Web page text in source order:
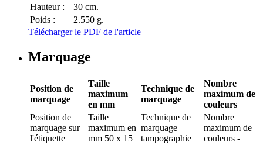
Hauteur :
30 cm.
Poids :
2.550 g.
Télécharger le PDF de l'article
Marquage
Position de
marquage
Taille
maximum
en mm
Technique de
marquage
Nombre
maximum de
couleurs
Position de
marquage sur
l'étiquette
Taille
maximum en
mm 50 x 15
Technique de
marquage
tampographie
Nombre
maximum de
couleurs -